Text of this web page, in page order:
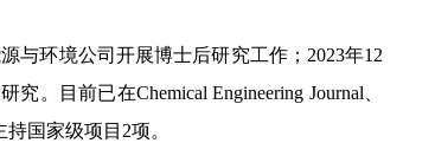
与环境公司开展博士后研究工作；2023年1 2
。目前已在Chemical Engineering Journal、
国家级项目2项。